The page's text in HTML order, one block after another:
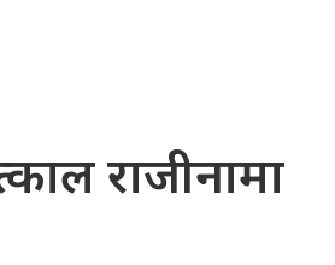
राजीनामा